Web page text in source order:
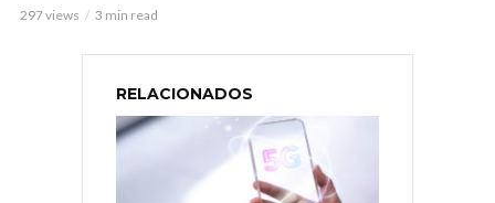
297 views 3 min read
RELACIONADOS